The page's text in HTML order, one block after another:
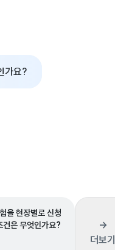
가요?
을 현장별로 신청
건은 무엇인가요?
→
더보기